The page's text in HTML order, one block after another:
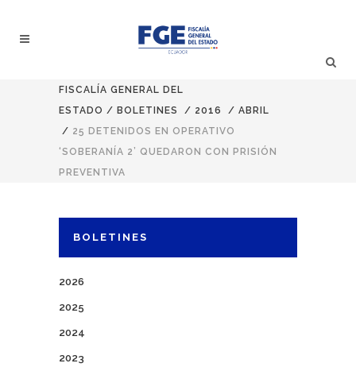
FISCALÍA GENERAL DEL
ESTADO / BOLETINES / 2016 / ABRIL
/ 25 DETENIDOS EN OPERATIVO
‘SOBERANÍA 2’ QUEDARON CON PRISIÓN
PREVENTIVA
BOLETINES
2026
2025
2024
2023